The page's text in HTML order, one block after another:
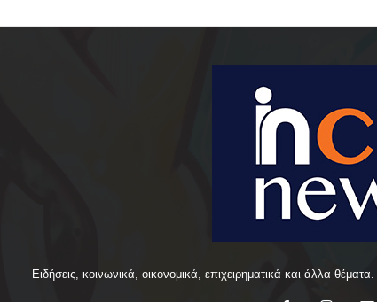
Ειδήσεις, κοινωνικά, οικονομικά, επιχειρηματικά και άλλα